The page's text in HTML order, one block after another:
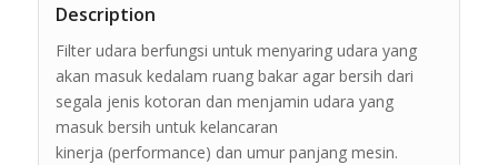
Description
Filter udara berfungsi untuk menyaring udara yang
akan masuk kedalam ruang bakar agar bersih dari
segala jenis kotoran dan menjamin udara yang
masuk bersih untuk kelancaran
kinerja (performance) dan umur panjang mesin.